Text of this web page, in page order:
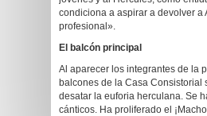
condiciona a aspirar a devolver a
profesional».
El balcón principal
Al aparecer los integrantes de la
balcones de la Casa Consistorial
desatar la euforia herculana. Se
cánticos. Ha proliferado el